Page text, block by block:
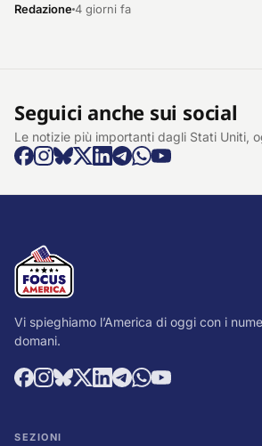
Redazione4 giorni fa
Seguici anche sui social
Le notizie più importanti dagli Stati Uniti,
Vi spieghiamo l’America di oggi con i
domani.
SEZIONI